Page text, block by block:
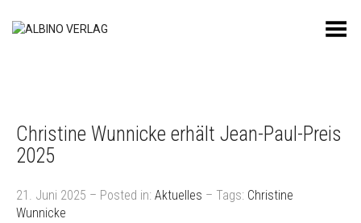
Toggle Menu
Christine Wunnicke erhält Jean-Paul-Preis
2025
21. Juni 2025 – Posted in: Aktuelles – Tags: Christine
Wunnicke